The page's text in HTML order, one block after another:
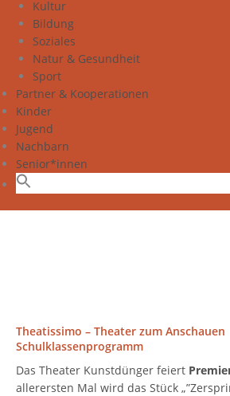
Kultur
Bildung
Soziales
Natur & Gesundheit
Sport
Partner & Kooperationen
Kinder
Jugend
Nachbarn
Senior*innen
Theatissimo – Theater zum Anschauen
Schulklassenprogramm
Das Theater Kunstdünger feiert
allerersten Mal wird das Stück